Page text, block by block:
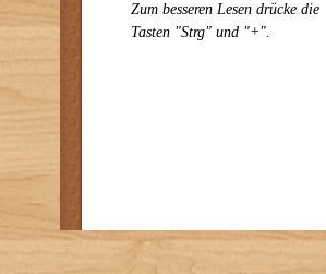
Zum besseren Lesen drücke die
Tasten "Strg" und "+".